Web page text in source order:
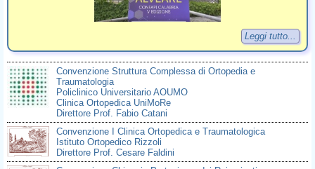
Leggi tutto...
Convenzione Struttura Complessa di Ortopedia e
Traumatologia
Policlinico Universitario AOUMO
Clinica Ortopedica UniMoRe
Direttore Prof. Fabio Catani
Convenzione I Clinica Ortopedica e Traumatologica
Istituto Ortopedico Rizzoli
Direttore Prof. Cesare Faldini